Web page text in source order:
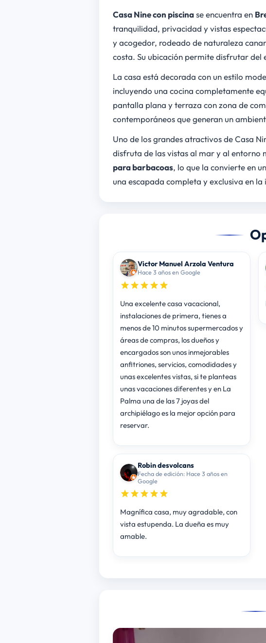
Casa Nine con piscinase encuentra en
tranquilidad, privacidad y vistas
y acogedor, rodeado de naturaleza
costa. Su ubicación permite disfrutar
La casa está decorada con un estilo
incluyendo una cocina completamente
pantalla plana y terraza con zona de
contemporáneos que generan un
Uno de los grandes atractivos de Casa
disfruta de las vistas al mar y al entorno
para barbacoas, lo que la convierte en
una escapada completa y exclusiva en la
Victor Manuel Arzola Ventura
Hace 3 años en Google
Una excelente casa vacacional,
instalaciones de primera, tienes a
menos de 10 minutos supermercados y
áreas de compras, los dueños y
encargados son unos inmejorables
anfitriones, servicios, comodidades y
unas excelentes vistas, si te planteas
unas vacaciones diferentes y en La
Palma una de las 7 joyas del
archipiélago es la mejor opción para
reservar.
Robin desvolcans
Fecha de edición: Hace 3 años en
Google
Magnífica casa, muy agradable, con
vista estupenda. La dueña es muy
amable.